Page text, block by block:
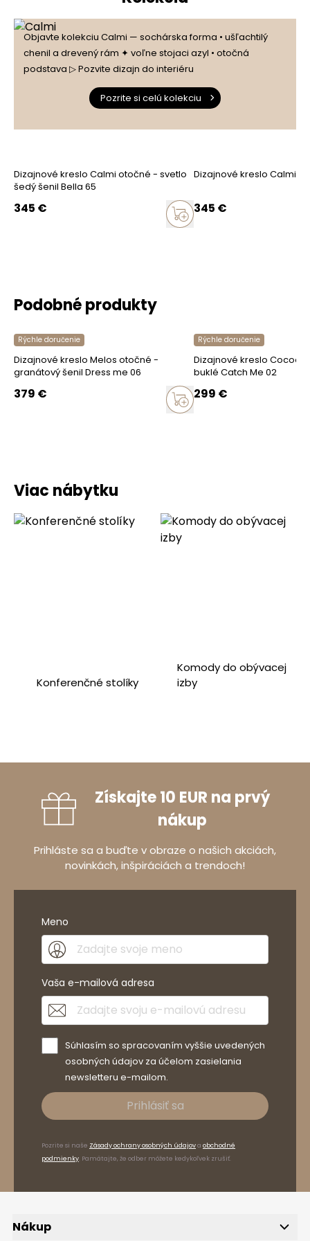
Objavte kolekciu Calmi — sochárska forma • ušľachtilý
chenil a drevený rám ✦ voľne stojaci azyl • otočná
podstava ▷ Pozvite dizajn do interiéru
Pozrite si celú kolekciu
Dizajnové kreslo Calmi otočné - svetlo
šedý šenil Bella 65
345 €
Dizajnové kreslo Calmi
345 €
Podobné produkty
Rýchle doručenie
Dizajnové kreslo Melos otočné -
granátový šenil Dress me 06
379 €
Rýchle doručenie
Dizajnové kreslo
buklé Catch Me 02
299 €
Viac nábytku
Konferenčné stolíky
Komody do obývacej
izby
Získajte 10 EUR na prvý
nákup
Prihláste sa a buďte v obraze o našich akciách,
novinkách, inšpiráciách a trendoch!
Meno
Vaša e-mailová adresa
Súhlasím so spracovaním vyššie uvedených
osobných údajov za účelom zasielania
newsletteru e-mailom.
Prihlásiť sa
Pozrite si naše Zásady ochrany osobných údajova obchodné
podmienky. Pamätajte, že odber môžete kedykoľvek zrušiť.
Nákup